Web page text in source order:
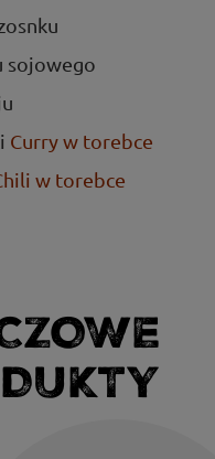
sojowego
Curry w torebce
w torebce